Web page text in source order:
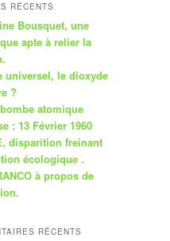
RÉCENTS
Bousquet, une
apte à relier la
universel, le dioxyde
?
atomique
: 13 Février 1960
disparition freinant
écologique .
à propos de
RÉCENTS